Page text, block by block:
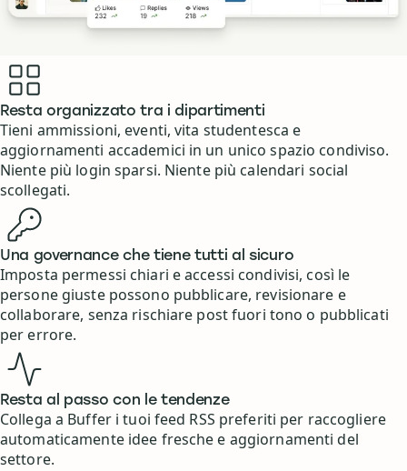
Benefits
Resta organizzato tra i dipartimenti
Tieni ammissioni, eventi, vita studentesca e
aggiornamenti accademici in un unico spazio condiviso.
Niente più login sparsi. Niente più calendari social
scollegati.
Una governance che tiene tutti al sicuro
Imposta permessi chiari e accessi condivisi, così le
persone giuste possono pubblicare, revisionare e
collaborare, senza rischiare post fuori tono o pubblicati
per errore.
Resta al passo con le tendenze
Collega a Buffer i tuoi feed RSS preferiti per raccogliere
automaticamente idee fresche e aggiornamenti del
settore.